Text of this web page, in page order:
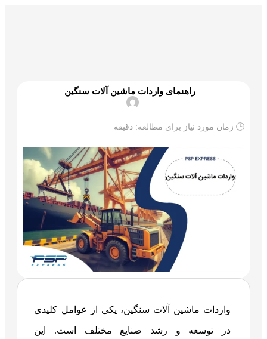
راهنمای واردات ماشین آلات سنگین
🕒 زمان مورد نیاز برای مطالعه: دقیقه
واردات ماشین آلات سنگین، یکی از عوامل کلیدی
در توسعه و رشد صنایع مختلف است. این